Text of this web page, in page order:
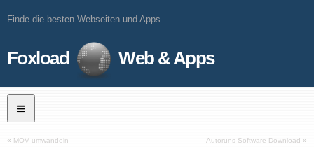
Finde die besten Webseiten und Apps
Foxload Web & Apps
« MOV umwandeln Autoruns Software Download »